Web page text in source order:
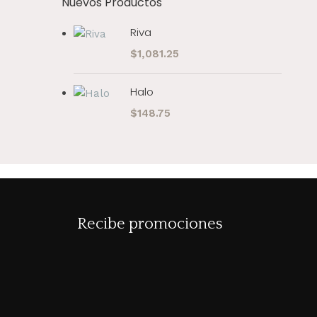
Riva
$1,081.25
Halo
$148.75
Recibe promociones